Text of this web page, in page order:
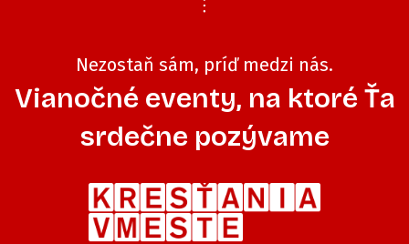
Nezostaň sám, príď medzi nás.
Vianočné eventy, na ktoré Ťa
srdečne pozývame